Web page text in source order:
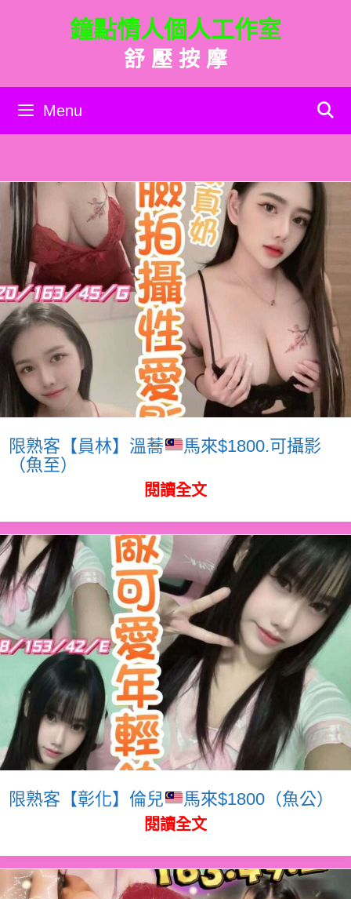
內
鐘點情人個人工作室
舒 壓 按 摩
Menu
限熟客【員林】溫蕎
馬來$1800.可攝影
（魚至）
閱讀全文
限熟客【彰化】倫兒 馬來$1800（魚公）
閱讀全文